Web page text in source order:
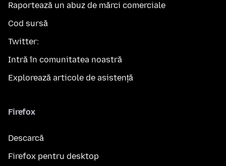
Raportează un abuz de mărci comerciale
Cod sursă
Twitter:
Intră în comunitatea noastră
Explorează articole de asistență
Firefox
Descarcă
Firefox pentru desktop